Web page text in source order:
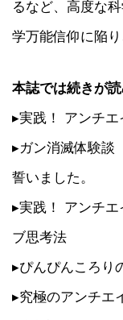
るなど、高度な
学万能信仰に陥
本誌では続きが読
▸実践！ アンチ
▸ガン消滅体験
誓いました。
▸実践！ アンチ
ブ思考法
▸ぴんぴんころり
▸究極のアンチエ